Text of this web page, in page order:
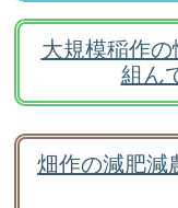
大規模稲作
組ん
畑作の減肥減